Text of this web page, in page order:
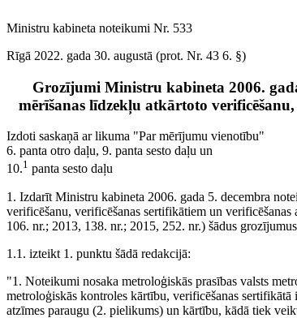
Ministru kabineta noteikumi Nr. 533
Rīgā 2022. gada 30. augustā (prot. Nr. 43 6. §)
Grozījumi Ministru kabineta 2006.
mērīšanas līdzekļu atkārtoto
Izdoti saskaņā ar likuma "Par mērījumu vienotību"
6. panta otro daļu, 9. panta sesto daļu un
10.1 panta sesto daļu
1. Izdarīt Ministru kabineta 2006. gada 5. decembra
verificēšanu, verificēšanas sertifikātiem un
106. nr.; 2013, 138. nr.; 2015, 252. nr.) šādus
1.1. izteikt 1. punktu šādā redakcijā:
"1. Noteikumi nosaka metroloģiskās prasības valsts
metroloģiskās kontroles kārtību, verificēšanas
atzīmes paraugu (2. pielikums) un kārtību, kādā tiek